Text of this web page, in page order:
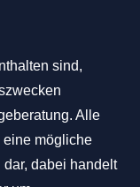
sind,
Alle
eine mögliche
dabei handelt